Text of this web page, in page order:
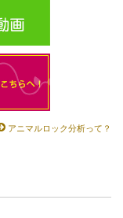
アニマルロック分析って？